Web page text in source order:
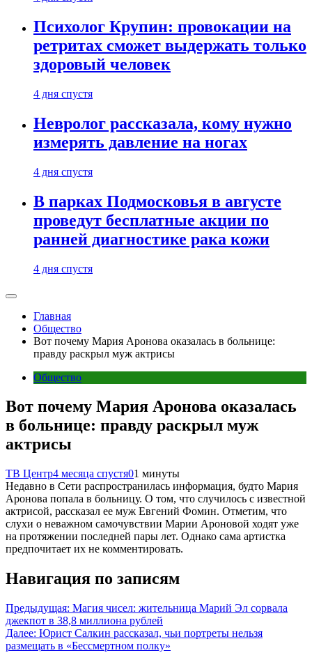
Психолог Крупин: провокации на
ретритах сможет выдержать только
здоровый человек
4 дня спустя
Невролог рассказала, кому нужно
измерять давление на ногах
4 дня спустя
В парках Подмосковья в августе
проведут бесплатные акции по
ранней диагностике рака кожи
4 дня спустя
Главная
Общество
Вот почему Мария Аронова оказалась в больнице:
правду раскрыл муж актрисы
Общество
Вот почему Мария Аронова оказалась
в больнице: правду раскрыл муж
актрисы
ТВ Центр4 месяца спустя01 минуты
Недавно в Сети распространилась информация, будто Мария
Аронова попала в больницу. О том, что случилось с известной
актрисой, рассказал ее муж Евгений Фомин. Отметим, что
слухи о неважном самочувствии Марии Ароновой ходят уже
на протяжении последней пары лет. Однако сама артистка
предпочитает их не комментировать.
Навигация по записям
Предыдущая: Магия чисел: жительница Марий Эл сорвала
джекпот в 38,8 миллиона рублей
Далее: Юрист Салкин рассказал, чьи портреты нельзя
размещать в «Бессмертном полку»